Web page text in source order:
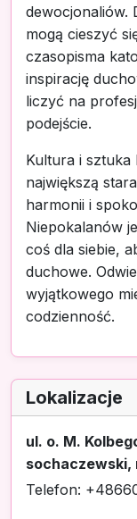
dewocjonaliów.
mogą cieszyć
czasopisma
inspirację
liczyć na
podejście.
Kultura i sztuka
największą
harmonii i
Niepokalanów
coś dla siebie,
duchowe.
wyjątkowego
codzienność.
Lokalizacje
ul. o. M.
sochaczewski,
Telefon: